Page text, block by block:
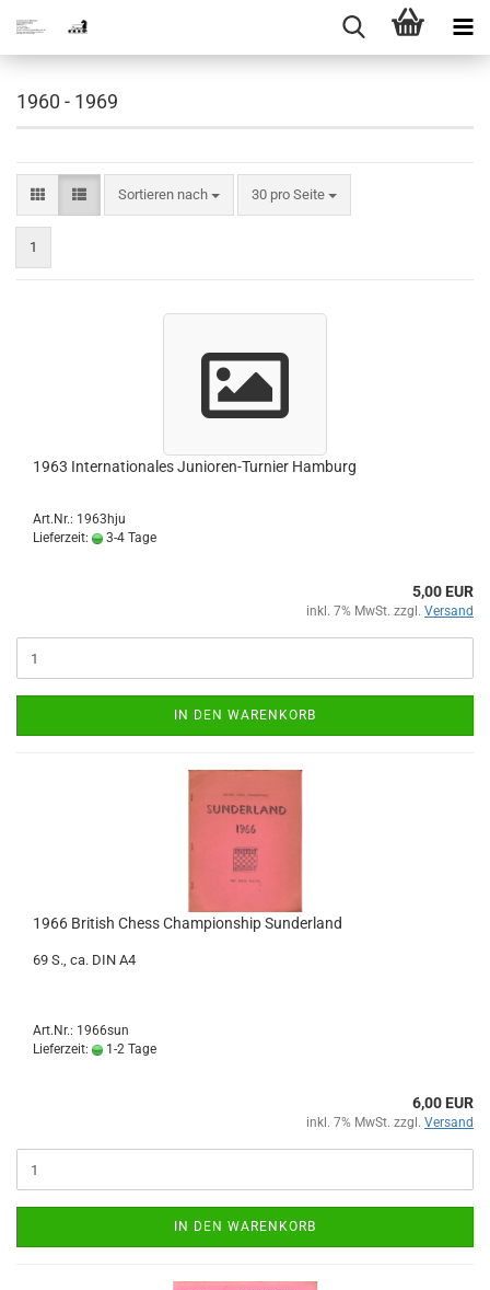
1960 - 1969
Sortieren nach
Sortieren nach 30 pro Seite
pro Seite
1
1963 Internationales Junioren-Turnier Hamburg
Art.Nr.: 1963hju
Lieferzeit:
3-4 Tage
5,00 EUR
inkl. 7% MwSt. zzgl. Versand
IN DEN WARENKORB
1966 British Chess Championship Sunderland
69 S., ca. DIN A4
Art.Nr.: 1966sun
Lieferzeit:
1-2 Tage
6,00 EUR
inkl. 7% MwSt. zzgl. Versand
IN DEN WARENKORB